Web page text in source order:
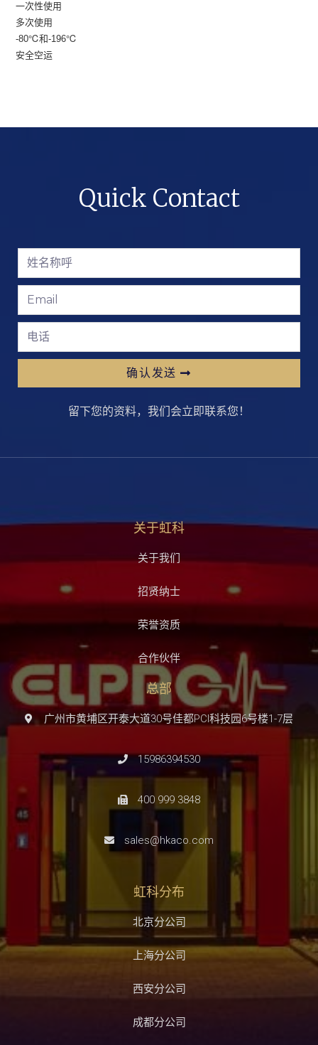
一次性使用
多次使用
-80℃和-196℃
安全空运
Quick Contact
确认发送
留下您的资料，我们会立即联系您！
关于虹科
关于我们
招贤纳士
荣誉资质
合作伙伴
总部
广州市黄埔区开泰大道30号佳都PCI科技园6号楼1-7层
15986394530
400 999 3848
sales@hkaco.com
虹科分布
北京分公司
上海分公司
西安分公司
成都分公司